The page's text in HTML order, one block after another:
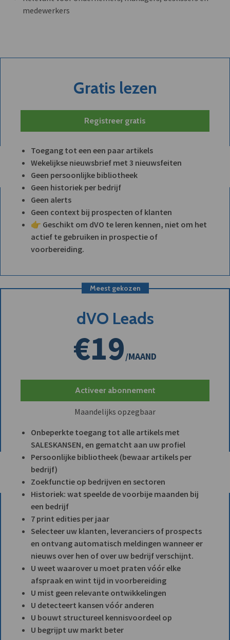
medewerkers
Gratis lezen
Registreer gratis
Toegang tot een een paar artikels
Wekelijkse nieuwsbrief met 3 nieuwsfeiten
Geen persoonlijke bibliotheek
Geen historiek per bedrijf
Geen alerts
Geen context bij prospecten of klanten
👉 Geschikt om dVO te leren kennen, niet om het
actief te gebruiken in prospectie of
voorbereiding.
Meest gekozen
dVO Leads
€19/MAAND
Activeer abonnement
Maandelijks opzegbaar
Onbeperkte toegang tot alle artikels met
SALESKANSEN, en gematcht aan uw profiel
Persoonlijke bibliotheek (bewaar artikels per
bedrijf)
Zoekfunctie op bedrijven en sectoren
Historiek: wat speelde de voorbije maanden bij
een bedrijf
7 print edities per jaar
Selecteer uw klanten, leveranciers of prospects
en ontvang automatisch meldingen wanneer er
nieuws over hen of over uw bedrijf verschijnt.
U weet waarover u moet praten vóór elke
afspraak en wint tijd in voorbereiding
U mist geen relevante ontwikkelingen
U detecteert kansen vóór anderen
U bouwt structureel kennisvoordeel op
U begrijpt uw markt beter